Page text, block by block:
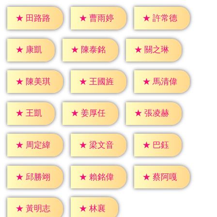
★ 田路路 ★ 曹雨婷 ★ 許常德
★ 康凱 ★ 陳泰銘 ★ 關之琳
★ 陳美琪 ★ 王國旌 ★ 馬清偉
★ 王凱 ★ 姜厚任 ★ 張凌赫
★ 周定緯 ★ 梁文音 ★ 巴鈺
★ 邱勝翊 ★ 賴銘偉 ★ 蔡阿嘎
★ 黃明志 ★ 林襄